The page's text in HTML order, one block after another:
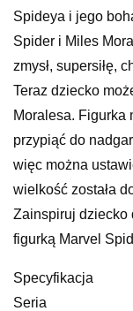
Spideya i jego
Spider i Miles
zmysł, supersiłę,
Teraz dziecko
Moralesa. Figurka
przypiąć do
więc można
wielkość została
Zainspiruj dziecko
figurką Marvel
Specyfikacja
Seria